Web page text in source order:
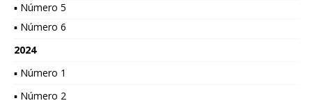
▪ Número 5
▪ Número 6
2024
▪ Número 1
▪ Número 2